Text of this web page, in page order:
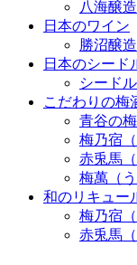
八海醸
日本のワイン
勝沼醸
日本のシード
シード
こだわりの梅
青谷の
梅乃宿
赤兎馬
梅萬（う
和のリキュー
梅乃宿
赤兎馬